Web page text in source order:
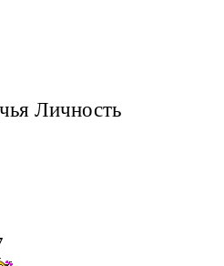
Личность